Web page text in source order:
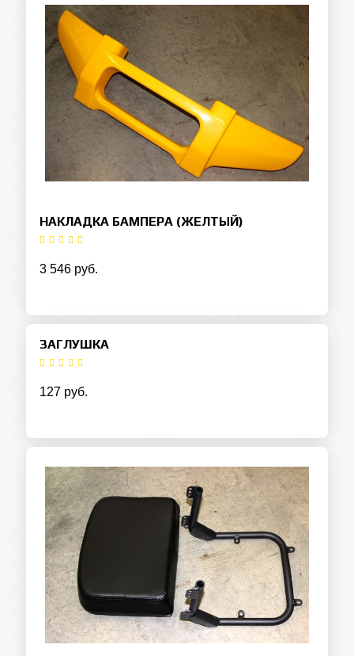
НАКЛАДКА БАМПЕРА (ЖЕЛТЫЙ)
3 546 руб.
ЗАГЛУШКА
127 руб.